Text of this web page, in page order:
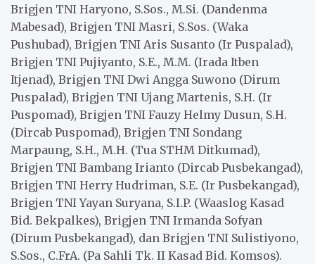
Brigjen TNI Haryono, S.Sos., M.Si. (Dandenma
Mabesad), Brigjen TNI Masri, S.Sos. (Waka
Pushubad), Brigjen TNI Aris Susanto (Ir Puspalad),
Brigjen TNI Pujiyanto, S.E., M.M. (Irada Itben
Itjenad), Brigjen TNI Dwi Angga Suwono (Dirum
Puspalad), Brigjen TNI Ujang Martenis, S.H. (Ir
Puspomad), Brigjen TNI Fauzy Helmy Dusun, S.H.
(Dircab Puspomad), Brigjen TNI Sondang
Marpaung, S.H., M.H. (Tua STHM Ditkumad),
Brigjen TNI Bambang Irianto (Dircab Pusbekangad),
Brigjen TNI Herry Hudriman, S.E. (Ir Pusbekangad),
Brigjen TNI Yayan Suryana, S.I.P. (Waaslog Kasad
Bid. Bekpalkes), Brigjen TNI Irmanda Sofyan
(Dirum Pusbekangad), dan Brigjen TNI Sulistiyono,
S.Sos., C.FrA. (Pa Sahli Tk. II Kasad Bid. Komsos).